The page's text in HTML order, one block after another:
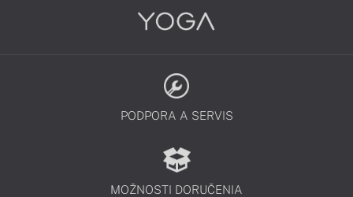
PODPORA A SERVIS
MOŽNOSTI DORUČENIA